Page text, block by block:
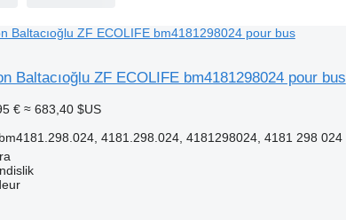
Baltacıoğlu ZF ECOLIFE bm4181298024 pour bus
€ ≈ 683,40 $US
4181.298.024, 4181298024, 4181 298 024